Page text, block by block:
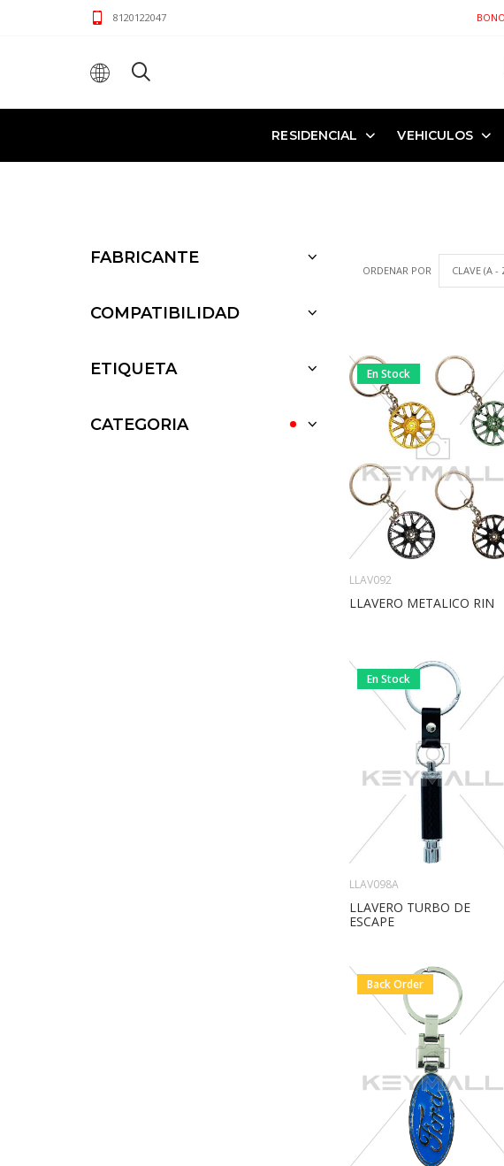
8120122047
RESIDENCIAL VEHICULOS
FABRICANTE
COMPATIBILIDAD
ETIQUETA
CATEGORIA
ORDENAR POR
En Stock
LLAV092
LLAVERO METALICO RIN
En Stock
LLAV098A
LLAVERO TURBO DE
ESCAPE
Back Order